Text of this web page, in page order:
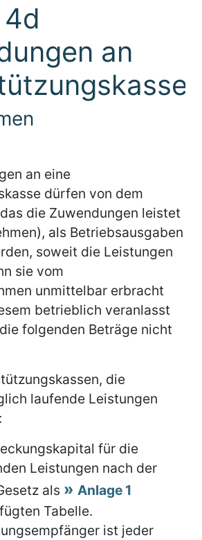
4d
an
an eine
dürfen von dem
die Zuwendungen leistet
als Betriebsausgaben
soweit die Leistungen
sie vom
unmittelbar erbracht
betrieblich veranlasst
folgenden Beträge nicht
die
laufende Leistungen
für die
Leistungen nach der
als
Anlage 1
Tabelle.
ist jeder